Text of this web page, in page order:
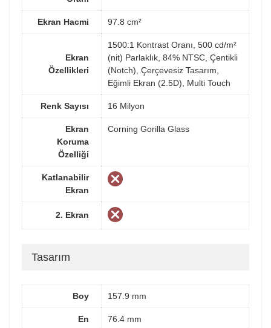
Ekran Hacmi 97.8 cm²
Ekran
Özellikleri
1500:1 Kontrast Oranı, 500 cd/m²
(nit) Parlaklık, 84% NTSC, Çentikli
(Notch), Çerçevesiz Tasarım,
Eğimli Ekran (2.5D), Multi Touch
Renk Sayısı 16 Milyon
Ekran
Koruma
Özelliği
Corning Gorilla Glass
Katlanabilir
Ekran
2. Ekran
Tasarım
Boy 157.9 mm
En 76.4 mm